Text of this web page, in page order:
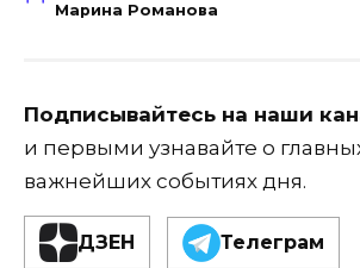
Марина Романова
Подписывайтесь на наши
и первыми узнавайте о
важнейших событиях дня.
ДЗЕН Телеграм